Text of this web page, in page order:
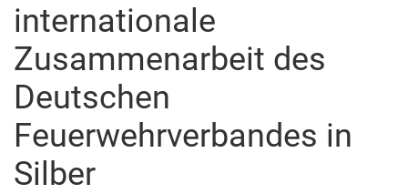
internationale
Zusammenarbeit des
Deutschen
Feuerwehrverbandes in
Silber